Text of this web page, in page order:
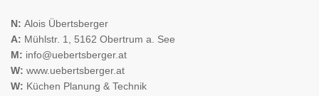
N: Alois Übertsberger
A: Mühlstr. 1, 5162 Obertrum a. See
M: info@uebertsberger.at
W: www.uebertsberger.at
W: Küchen Planung & Technik